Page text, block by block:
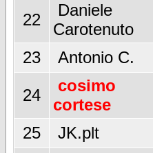
22
Daniele
Carotenuto
23
Antonio C.
24
cosimo
cortese
25 JK.plt